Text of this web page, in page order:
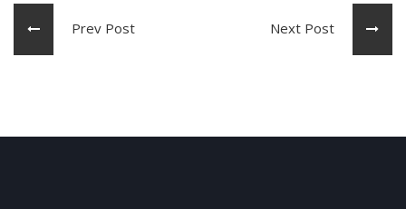
Prev Post Next Post